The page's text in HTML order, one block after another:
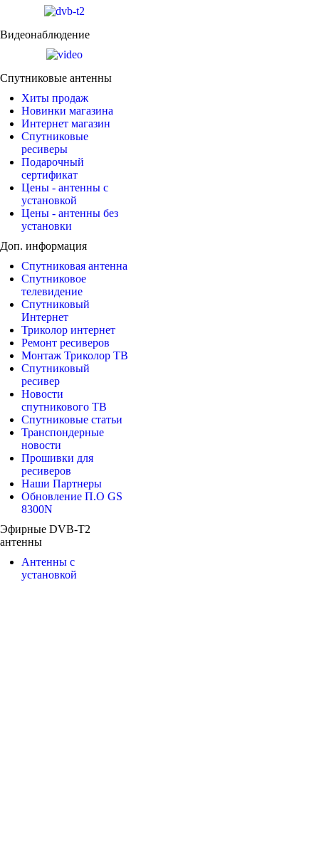
Видеонаблюдение
Спутниковые антенны
Хиты продаж
Новинки магазина
Интернет магазин
Спутниковые
ресиверы
Подарочный
сертификат
Цены - антенны с
установкой
Цены - антенны без
установки
Доп. информация
Спутниковая антенна
Спутниковое
телевидение
Спутниковый
Интернет
Триколор интернет
Ремонт ресиверов
Монтаж Триколор ТВ
Спутниковый
ресивер
Новости
спутникового ТВ
Спутниковые статьи
Транспондерные
новости
Прошивки для
ресиверов
Наши Партнеры
Обновление П.О GS
8300N
Эфирные DVB-T2
антенны
Антенны с
установкой